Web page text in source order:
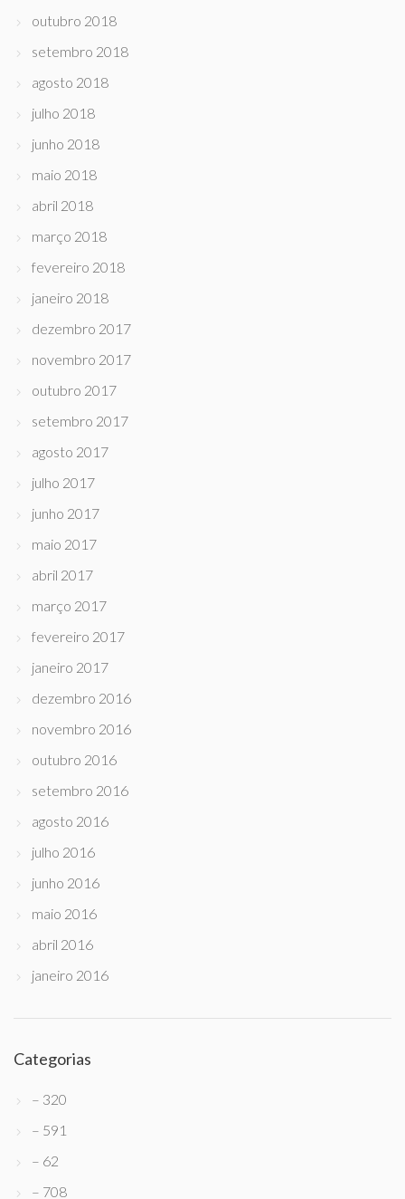
outubro 2018
setembro 2018
agosto 2018
julho 2018
junho 2018
maio 2018
abril 2018
março 2018
fevereiro 2018
janeiro 2018
dezembro 2017
novembro 2017
outubro 2017
setembro 2017
agosto 2017
julho 2017
junho 2017
maio 2017
abril 2017
março 2017
fevereiro 2017
janeiro 2017
dezembro 2016
novembro 2016
outubro 2016
setembro 2016
agosto 2016
julho 2016
junho 2016
maio 2016
abril 2016
janeiro 2016
Categorias
– 320
– 591
– 62
– 708